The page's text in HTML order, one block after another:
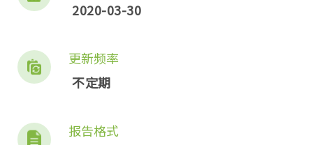
2020-03-30
更新频率
不定期
报告格式